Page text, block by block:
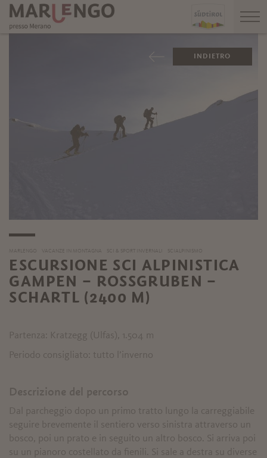
INDIETRO
MARLENGO VACANZE IN MONTAGNA SCI & SPORT INVERNALI SCIALPINISMO
ESCURSIONE SCI ALPINISTICA
GAMPEN – ROSSGRUBEN –
SCHARTL (2400 M)
Partenza: Kratzegg (Ulfas), 1.504 m
Periodo consigliato: tutto l’inverno
Descrizione del percorso
Dal parcheggio dopo un primo tratto lungo la carreggiabile
seguire brevemente il sentiero verso sinistra attraverso un
bosco, poi un prato e in seguito un altro bosco. Si arriva poi
su un pianoro costellato da fienili. Si sale a destra su diverse